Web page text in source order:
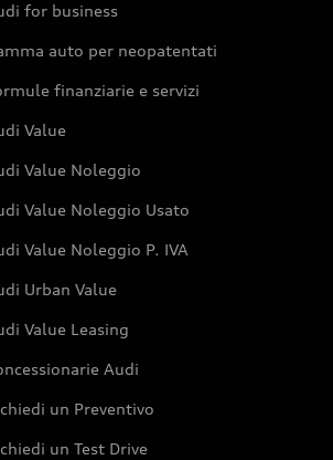
for business
auto per neopatentati
finanziarie e servizi
Value
Value Noleggio
Value Noleggio Usato
Value Noleggio P. IVA
Urban Value
Value Leasing
Audi
un Preventivo
un Test Drive